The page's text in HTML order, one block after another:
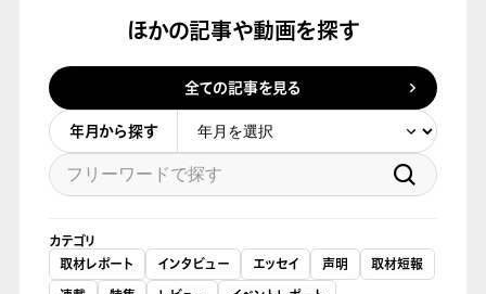
ほかの記事や動画を探す
全ての記事を見る
年月から探す
カテゴリ
取材レポート
インタビュー エッセイ 声明
取材短報